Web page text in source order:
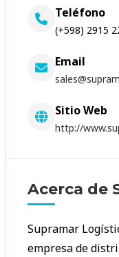
Teléfono
(+598) 2915
Email
Sitio Web
http://
Acerca de
Supramar
empresa de